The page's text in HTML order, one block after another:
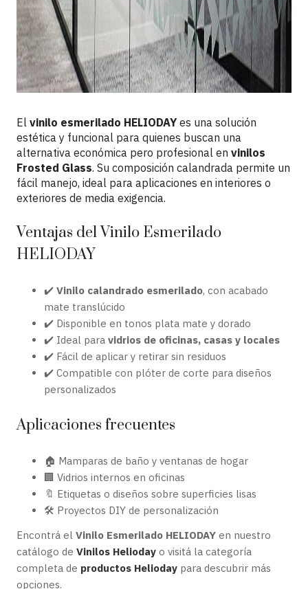
El vinilo esmerilado HELIODAY es una solución
estética y funcional para quienes buscan una
alternativa económica pero profesional en vinilos
Frosted Glass. Su composición calandrada permite un
fácil manejo, ideal para aplicaciones en interiores o
exteriores de media exigencia.
Ventajas del Vinilo Esmerilado
HELIODAY
✔️ Vinilo calandrado esmerilado, con acabado
mate translúcido
✔️ Disponible en tonos plata mate y dorado
✔️ Ideal para vidrios de oficinas, casas y locales
✔️ Fácil de aplicar y retirar sin residuos
✔️ Compatible con plóter de corte para diseños
personalizados
Aplicaciones frecuentes
🏠 Mamparas de baño y ventanas de hogar
🏢 Vidrios internos en oficinas
🔖 Etiquetas o diseños sobre superficies lisas
🛠️ Proyectos DIY de personalización
Encontrá el Vinilo Esmerilado HELIODAY en nuestro
catálogo de Vinilos Helioday o visitá la categoría
completa de productos Helioday para descubrir más
opciones.